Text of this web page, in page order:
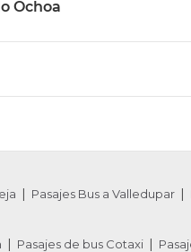
Ochoa
Pasajes Bus a Valledupar
Pasajes de bus Cotaxi